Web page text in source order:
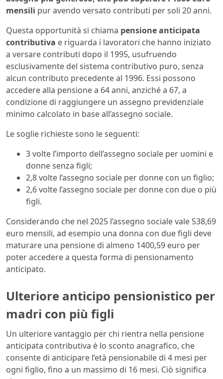
mensili pur avendo versato contributi per soli 20 anni.
Questa opportunità si chiama pensione anticipata
contributiva e riguarda i lavoratori che hanno iniziato
a versare contributi dopo il 1995, usufruendo
esclusivamente del sistema contributivo puro, senza
alcun contributo precedente al 1996. Essi possono
accedere alla pensione a 64 anni, anziché a 67, a
condizione di raggiungere un assegno previdenziale
minimo calcolato in base all’assegno sociale.
Le soglie richieste sono le seguenti:
3 volte l’importo dell’assegno sociale per uomini e
donne senza figli;
2,8 volte l’assegno sociale per donne con un figlio;
2,6 volte l’assegno sociale per donne con due o più
figli.
Considerando che nel 2025 l’assegno sociale vale 538,69
euro mensili, ad esempio una donna con due figli deve
maturare una pensione di almeno 1400,59 euro per
poter accedere a questa forma di pensionamento
anticipato.
Ulteriore anticipo pensionistico per
madri con più figli
Un ulteriore vantaggio per chi rientra nella pensione
anticipata contributiva è lo sconto anagrafico, che
consente di anticipare l’età pensionabile di 4 mesi per
ogni figlio, fino a un massimo di 16 mesi. Ciò significa